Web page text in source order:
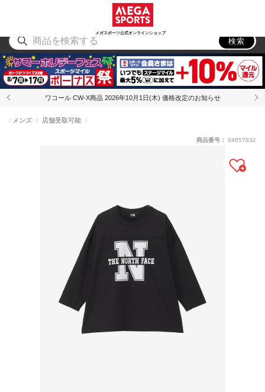
メガスポーツ公式オンラインショップ
アウトドア
検索
ワコール CW-X商品 2026年10月1日(木) 価格改定のお知らせ
メンズ 店舗受取可能
商品番号： 84657832